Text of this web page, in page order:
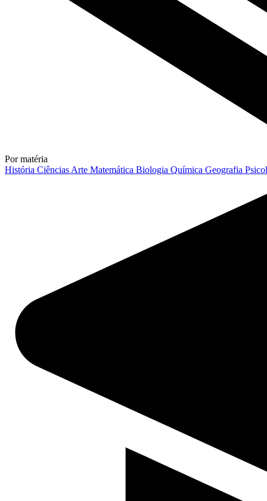
Por matéria
História Ciências Arte Matemática Biologia Química Geografia